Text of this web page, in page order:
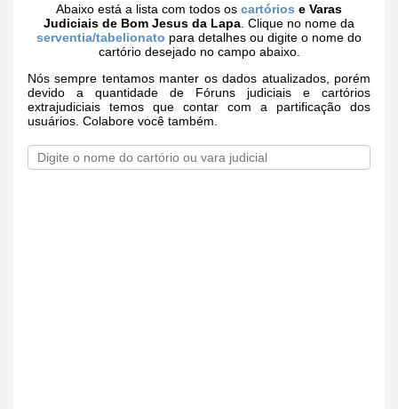
Abaixo está a lista com todos os cartórios e Varas
Judiciais de Bom Jesus da Lapa . Clique no nome da
serventia/tabelionato para detalhes ou digite o nome do
cartório desejado no campo abaixo.
Nós sempre tentamos manter os dados atualizados, porém
devido a quantidade de Fóruns judiciais e cartórios
extrajudiciais temos que contar com a partificação dos
usuários. Colabore você também.